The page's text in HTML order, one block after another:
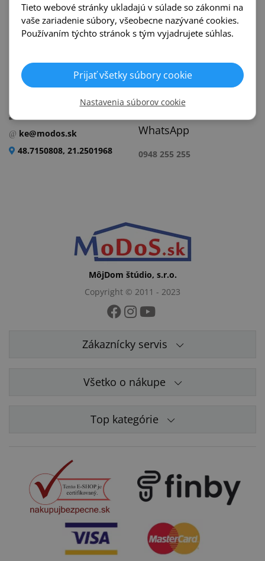
Žižkova 3774/4E
ke@modos.sk
48.7150808, 21.2501968
info@modos.sk
0948 255 255
(Po - Pi, 8 - 16:30 hod.)
WhatsApp
0948 255 255
MôjDom štúdio, s.r.o.
Copyright © 2011 - 2023
Zákaznícky servis
Všetko o nákupe
Top kategórie
Tieto webové stránky ukladajú v súlade so zákonmi na
vaše zariadenie súbory, všeobecne nazývané cookies.
Používaním týchto stránok s tým vyjadrujete súhlas.
Prijať všetky súbory cookie
Nastavenia súborov cookie